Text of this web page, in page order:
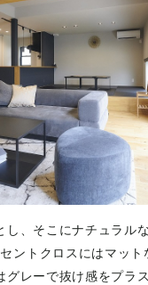
し、そこにナチュラル
ントクロスにはマット
グレーで抜け感をプラ